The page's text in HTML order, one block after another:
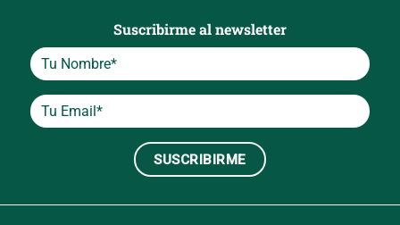
Suscribirme al newsletter